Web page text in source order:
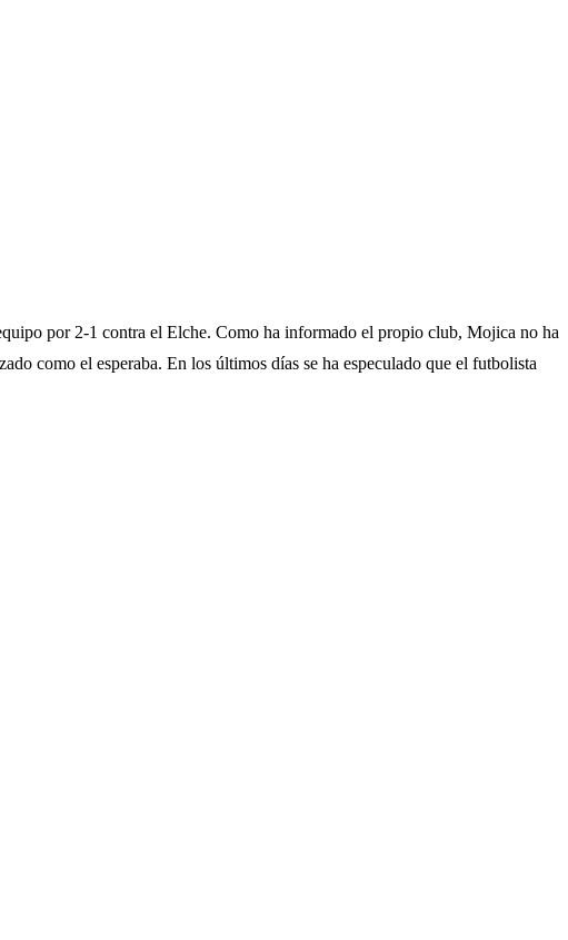
por 2-1 contra el Elche. Como ha informado el propio club, Mojica no ha
como el esperaba. En los últimos días se ha especulado que el futbolista